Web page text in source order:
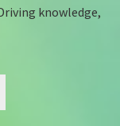
knowledge,